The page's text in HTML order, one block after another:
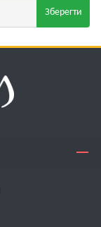
Зберегти